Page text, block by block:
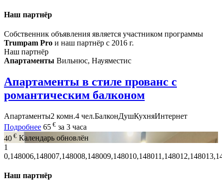
Наш партнёр
Собственник объявления является участником программы
Trumpam Pro и наш партнёр с 2016 г.
Наш партнёр
Апартаменты Вильнюс, Науяместис
Апартаменты в стиле прованс с
романтическим балконом
Апартаменты2 комн.4 чел.БалконДушКухняИнтернет
Подробнее 65 € за 3 часа
40 € Календарь обновлён
1
Наш партнёр